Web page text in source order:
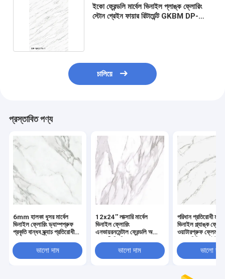
ইকো ফ্রেন্ডলি মার্বেল ভিনাইল প্লাঙ্ক ফ্লোরিং
স্টোন গ্রেইন ফায়ার রিটার্ডেন্ট GKBM DP-
চালিয়ে
প্রস্তাবিত পণ্য
6mm হালকা ধূসর মার্বেল
ভিনাইল ফ্লোরিং ড্যাম্পপ্রুফ
প্রকৃতি বান্ধব স্ক্র্যাচ প্রতিরোধী
S5550-1ভালো দাম
12x24'' লাক্সারি মার্বেল
ভিনাইল ফ্লোরিং
এনভায়রনমেন্টাল ফ্রেন্ডলি অ
GKBM Greenpy GL-
S5556-1
ভালো দাম
পরিধান প্রতিরোধী
ভিনাইল প্ল্যাঙ্ক
ওয়াটারপ্রুফ ফ্লেম
গ্রিনপি জিএল-
ভালো দাম